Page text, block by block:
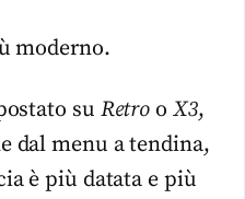
moderno.
su Retro o X3,
dal menu a tendina,
è più datata e più